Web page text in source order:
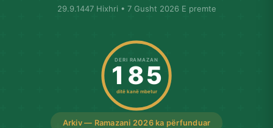
29.9.1447 Hixhri • 7 Gusht 2026 E premte
Arkiv — Ramazani 2026 ka përfunduar
DERI RAMAZAN
185
ditë kanë mbetur